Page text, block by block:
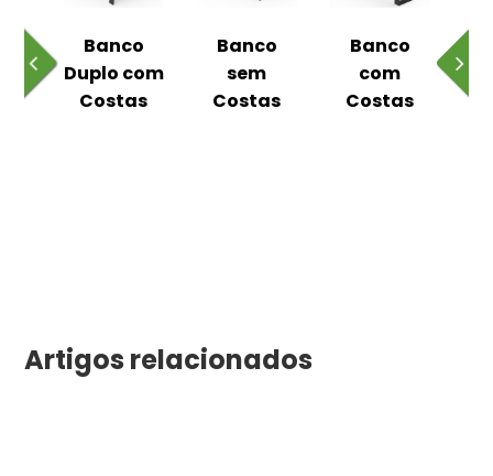
Banco
Duplo com
Costas
Banco
sem
Costas
Banco
com
Costas
Artigos relacionados